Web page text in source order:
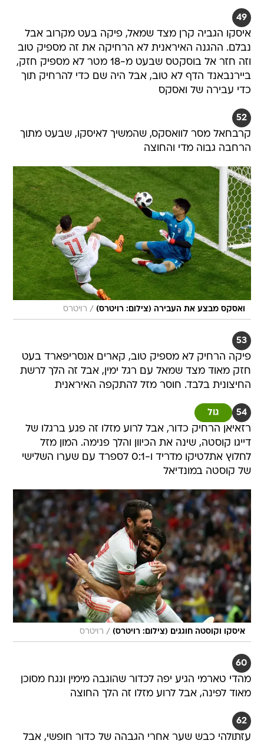
49
איסקו הגביה קרן מצד שמאל, פיקה בעט מקרוב אבל
נבלם. ההגנה האיראנית לא הרחיקה את זה מספיק טוב
וזה חזר אל בוסקטס שבעט מ-18 מטר לא מספיק חזק,
ביירנבאנד הדף לא טוב, אבל היה שם כדי להרחיק תוך
כדי עבירה של ואסקס
52
קרבחאל מסר לוואסקס, שהמשיך לאיסקו, שבעט מתוך
הרחבה גבוה מדי והחוצה
ואסקס מבצע את העבירה (צילום: רויטרס) / רויטרס
53
פיקה הרחיק לא מספיק טוב, קארים אנסריפארד בעט
חזק מאוד מצד שמאל עם רגל ימין, אבל זה הלך לרשת
החיצונית בלבד. חוסר מזל להתקפה האיראנית
54 גול
רזאיאן הרחיק כדור, אבל לרוע מזלו זה פגע ברגלו של
דייגו קוסטה, שינה את הכיוון והלך פנימה. המון מזל
לחלוץ אתלטיקו מדריד ו-0:1 לספרד עם שערו השלישי
של קוסטה במונדיאל
איסקו וקוסטה חוגגים (צילום: רויטרס) / רויטרס
60
מהדי טארמי הגיע יפה לכדור שהוגבה מימין ונגח מסוכן
מאוד לפינה, אבל לרוע מזלו זה הלך החוצה
62
עזתולהי כבש שער אחרי הגבהה של כדור חופשי, אבל